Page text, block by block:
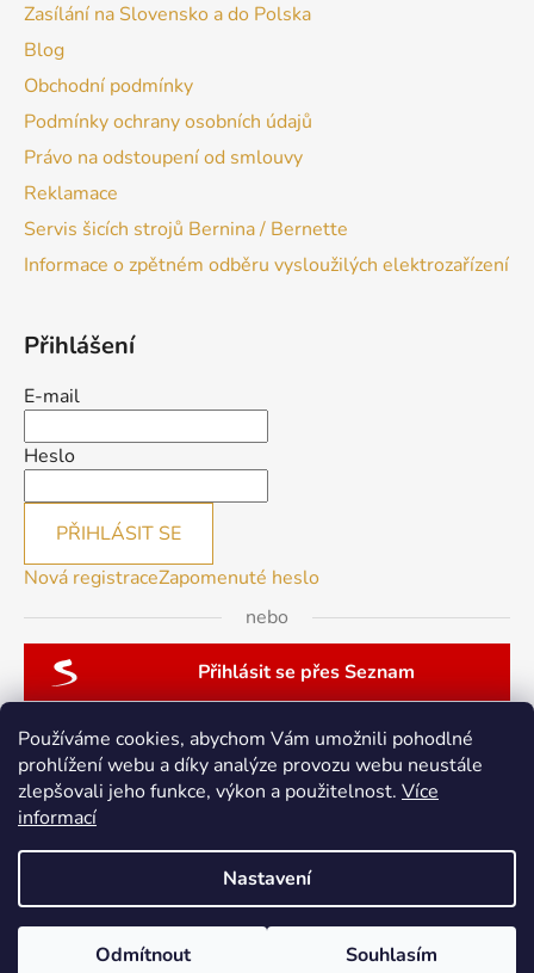
Používáme cookies, abychom Vám umožnili pohodlné
prohlížení webu a díky analýze provozu webu neustále
zlepšovali jeho funkce, výkon a použitelnost. Více
informací
Nastavení
Odmítnout Souhlasím
Zasílání na Slovensko a do Polska
Blog
Obchodní podmínky
Podmínky ochrany osobních údajů
Právo na odstoupení od smlouvy
Reklamace
Servis šicích strojů Bernina / Bernette
Informace o zpětném odběru vysloužilých elektrozařízení
Přihlášení
E-mail
Heslo
PŘIHLÁSIT SE
Nová registraceZapomenuté heslo
nebo
Přihlásit se přes Seznam
patchwork-aja.cz
Vytvořil Shoptet
Copyright 2026berninacentrum-av.cz. Všechna práva